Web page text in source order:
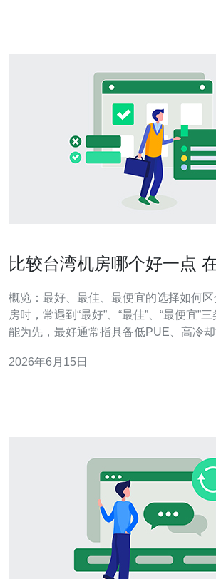
比较台湾机房哪个好一点
概览：最好、最佳、最便宜的选择如何
房时，常遇到“最好”、“最佳”、“最便宜”
能为先，最好通常指具备低PUE、高冷
则是在可靠性与成本间取得平衡的中高端
2026年6月15日